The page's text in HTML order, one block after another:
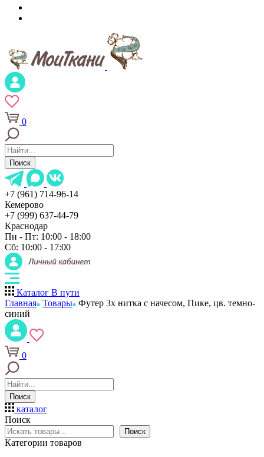
0
Поиск
+7 (961) 714-96-14
Кемерово
+7 (999) 637-44-79
Краснодар
Пн - Пт: 10:00 - 18:00
Сб: 10:00 - 17:00
Каталог В пути
Главная Товары Футер 3х нитка с начесом, Пике, цв. темно-
синий
0
Поиск
каталог
Поиск
Поиск
Категории товаров